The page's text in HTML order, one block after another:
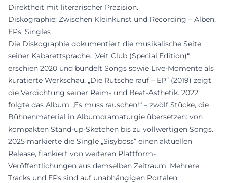
Direktheit mit literarischer Präzision.
Diskographie: Zwischen Kleinkunst und Recording – Alben,
EPs, Singles
Die Diskographie dokumentiert die musikalische Seite
seiner Kabarettsprache. „Veit Club (Special Edition)“
erschien 2020 und bündelt Songs sowie Live-Momente als
kuratierte Werkschau. „Die Rutsche rauf – EP“ (2019) zeigt
die Verdichtung seiner Reim- und Beat-Ästhetik. 2022
folgte das Album „Es muss rauschen!“ – zwölf Stücke, die
Bühnenmaterial in Albumdramaturgie übersetzen: von
kompakten Stand-up-Sketchen bis zu vollwertigen Songs.
2025 markierte die Single „Sisyboss“ einen aktuellen
Release, flankiert von weiteren Plattform-
Veröffentlichungen aus demselben Zeitraum. Mehrere
Tracks und EPs sind auf unabhängigen Portalen